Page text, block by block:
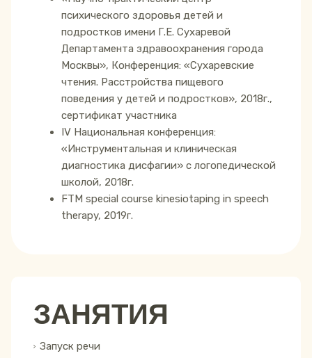
психического здоровья детей и
подростков имени Г.Е. Сухаревой
Департамента здравоохранения города
Москвы», Конференция: «Сухаревские
чтения. Расстройства пищевого
поведения у детей и подростков», 2018г.,
сертификат участника
ІV Национальная конференция:
«Инструментальная и клиническая
диагностика дисфагии» с логопедической
школой, 2018г.
FTM special course kinesiotaping in speech
therapy, 2019г.
ЗАНЯТИЯ
Запуск речи